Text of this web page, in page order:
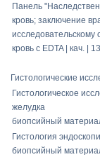
Панель
кровь; заключение
исследовательскому
кровь с EDTA | кач. |
Гистологические
Гистологическое
желудка
биопсийный
Гистология
биопсийный